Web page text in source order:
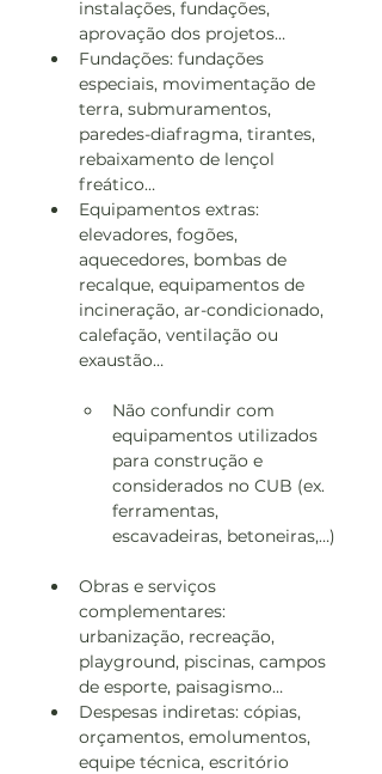
instalações, fundações,
aprovação dos projetos…
Fundações: fundações
especiais, movimentação de
terra, submuramentos,
paredes-diafragma, tirantes,
rebaixamento de lençol
freático…
Equipamentos extras:
elevadores, fogões,
aquecedores, bombas de
recalque, equipamentos de
incineração, ar-condicionado,
calefação, ventilação ou
exaustão…
Não confundir com
equipamentos utilizados
para construção e
considerados no CUB (ex.
ferramentas,
escavadeiras, betoneiras,…)
Obras e serviços
complementares:
urbanização, recreação,
playground, piscinas, campos
de esporte, paisagismo…
Despesas indiretas: cópias,
orçamentos, emolumentos,
equipe técnica, escritório